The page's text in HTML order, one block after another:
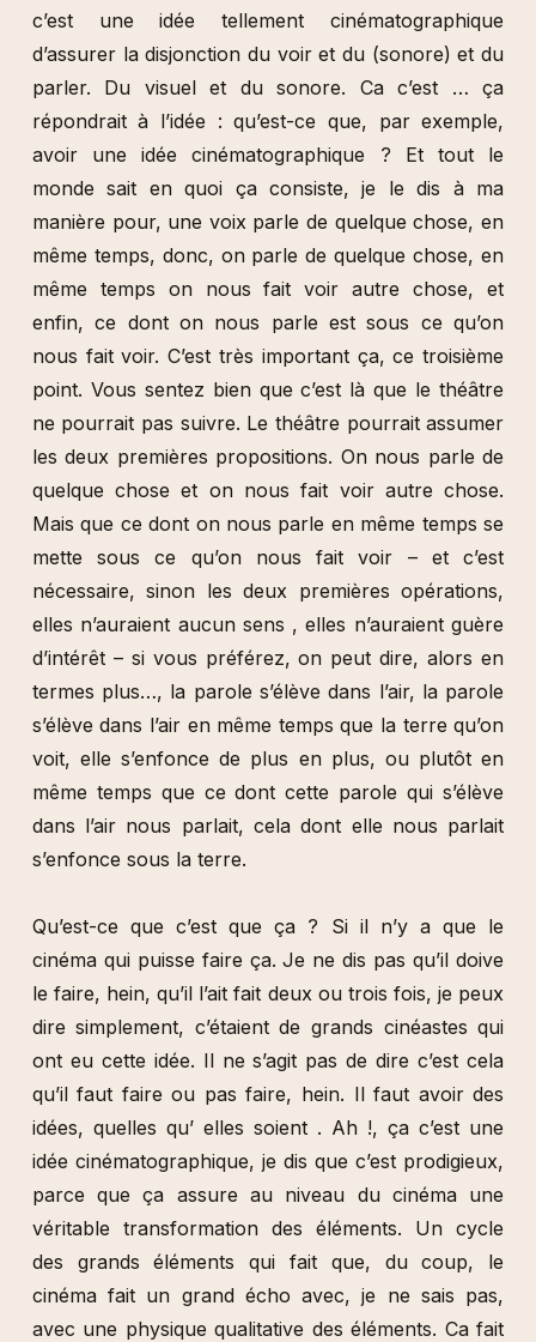
c’est une idée tellement cinématographique
d’assurer la disjonction du voir et du (sonore) et du
parler. Du visuel et du sonore. Ca c’est … ça
répondrait à l’idée : qu’est-ce que, par exemple,
avoir une idée cinématographique ? Et tout le
monde sait en quoi ça consiste, je le dis à ma
manière pour, une voix parle de quelque chose, en
même temps, donc, on parle de quelque chose, en
même temps on nous fait voir autre chose, et
enfin, ce dont on nous parle est sous ce qu’on
nous fait voir. C’est très important ça, ce troisième
point. Vous sentez bien que c’est là que le théâtre
ne pourrait pas suivre. Le théâtre pourrait assumer
les deux premières propositions. On nous parle de
quelque chose et on nous fait voir autre chose.
Mais que ce dont on nous parle en même temps se
mette sous ce qu’on nous fait voir – et c’est
nécessaire, sinon les deux premières opérations,
elles n’auraient aucun sens , elles n’auraient guère
d’intérêt – si vous préférez, on peut dire, alors en
termes plus…, la parole s’élève dans l’air, la parole
s’élève dans l’air en même temps que la terre qu’on
voit, elle s’enfonce de plus en plus, ou plutôt en
même temps que ce dont cette parole qui s’élève
dans l’air nous parlait, cela dont elle nous parlait
s’enfonce sous la terre.
Qu’est-ce que c’est que ça ? Si il n’y a que le
cinéma qui puisse faire ça. Je ne dis pas qu’il doive
le faire, hein, qu’il l’ait fait deux ou trois fois, je peux
dire simplement, c’étaient de grands cinéastes qui
ont eu cette idée. Il ne s’agit pas de dire c’est cela
qu’il faut faire ou pas faire, hein. Il faut avoir des
idées, quelles qu’ elles soient . Ah !, ça c’est une
idée cinématographique, je dis que c’est prodigieux,
parce que ça assure au niveau du cinéma une
véritable transformation des éléments. Un cycle
des grands éléments qui fait que, du coup, le
cinéma fait un grand écho avec, je ne sais pas,
avec une physique qualitative des éléments. Ca fait